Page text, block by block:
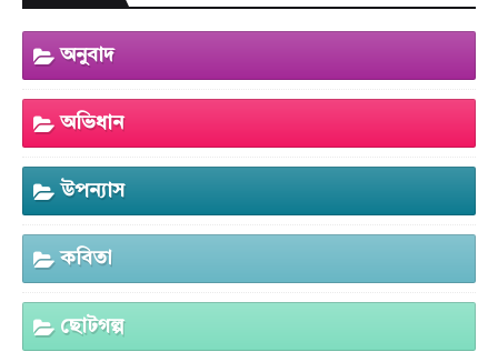
অনুবাদ
অভিধান
উপন্যাস
কবিতা
ছোটগল্প